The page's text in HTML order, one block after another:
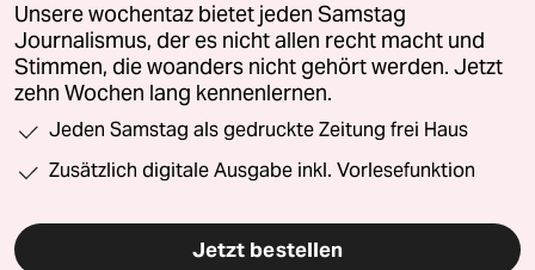
Unsere wochentaz bietet jeden Samstag
Journalismus, der es nicht allen recht macht und
Stimmen, die woanders nicht gehört werden. Jetzt
zehn Wochen lang kennenlernen.
Jeden Samstag als gedruckte Zeitung frei Haus
Zusätzlich digitale Ausgabe inkl. Vorlesefunktion
Jetzt bestellen